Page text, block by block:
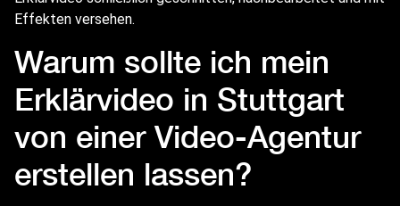
Effekten versehen.
Warum sollte ich mein
Erklärvideo in Stuttgart
von einer Video-Agentur
erstellen lassen?